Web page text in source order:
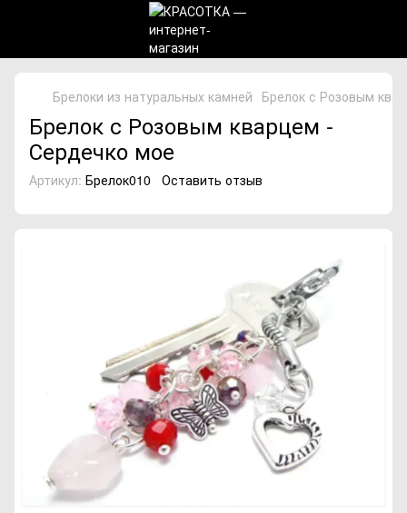
Брелоки из натуральных камней Брелок с Розовым
Брелок с Розовым кварцем -
Сердечко мое
Артикул: Брелок010 Оставить отзыв